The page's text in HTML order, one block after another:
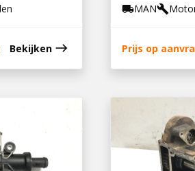
Bekijken east
local_shippingMANbuild
Prijs op